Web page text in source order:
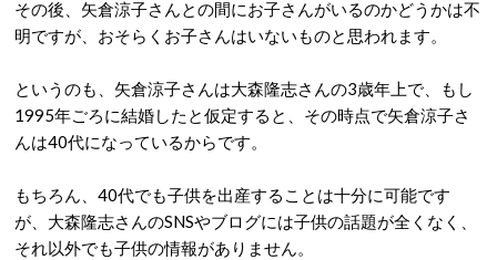
その後、矢倉涼子さんとの間にお子さんがいるのかどうかは不
明ですが、おそらくお子さんはいないものと思われます。
というのも、矢倉涼子さんは大森隆志さんの3歳年上で、もし
1995年ごろに結婚したと仮定すると、その時点で矢倉涼子さ
んは40代になっているからです。
もちろん、40代でも子供を出産することは十分に可能です
が、大森隆志さんのSNSやブログには子供の話題が全くなく、
それ以外でも子供の情報がありません。